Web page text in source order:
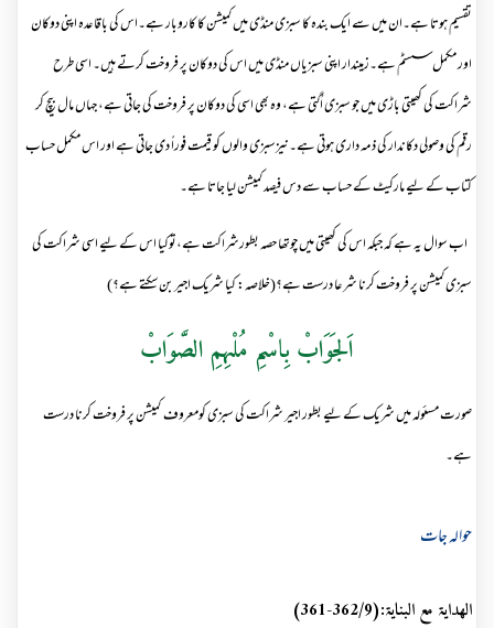
تقسیم ہوتا ہے۔ان میں سے ایک بندہ کا سبزی منڈی میں کمیشن کا کاروبار ہے۔اس کی باقاعدہ اپنی دوکان
اور مکمل سسٹم ہے۔زمیندار اپنی سبزیاں منڈی میں اس کی دوکان پر فروخت کرتے ہیں۔ اسی طرح
شراکت کی کھیتی باڑی میں جو سبزی اُگتی ہے، وہ بھی اسی کی دوکان پر فروخت کی جاتی ہے، جہاں مال بیچ کر
رقم کی وصولی دکاندار کی ذمہ داری ہوتی ہے۔نیزسبزی والوں کو قیمت فوراً دی جاتی ہے اور اس مکمل حساب
کتاب کے لیے مارکیٹ کے حساب سے دس فیصد کمیشن لیا جاتا ہے۔
اب سوال یہ ہے کہ جبکہ اس کی کھیتی میں چوتھا حصہ بطورشراکت ہے،توکیا اس کے لیے اسی شراکت کی
سبزی کمیشن پر فروخت کرنا شرعا درست ہے؟(خلاصہ: کیا شریک اجیر بن سکتے ہے؟)
اَلجَوَابْ بِاسْمِ مُلْہِمِ الصَّوَابْ
صورت مسئولہ میں شریک کے لیے بطور اجیر شراکت کی سبزی کومعروف کمیشن پر فروخت کرنا درست
ہے۔
حوالہ جات
الھدایۃ مع البنایۃ:(361-362/9
)